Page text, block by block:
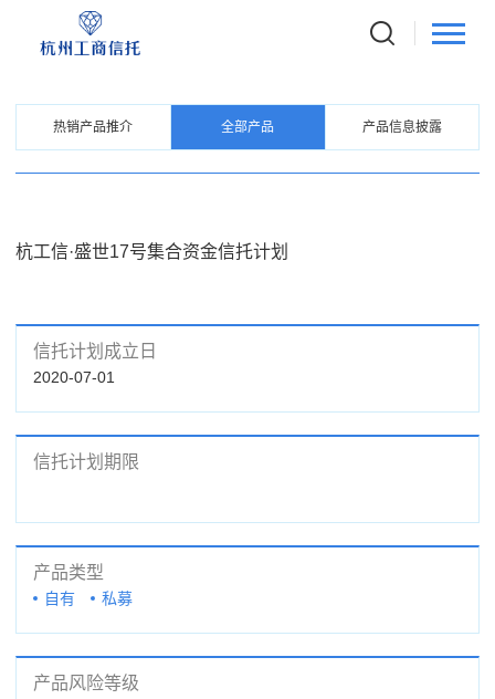
信托产品
热销产品推介 全部产品 产品信息披露
杭工信·盛世17号集合资金信托计划
信托计划成立日
2020-07-01
信托计划期限
产品类型
自有 私募
产品风险等级